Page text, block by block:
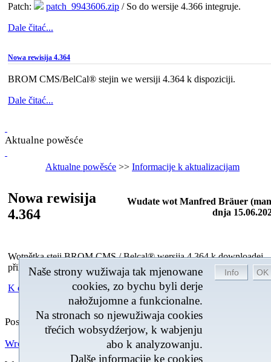
Patch: patch_9943606.zip / So do wersije 4.366 integruje.
Dale čitać...
Nowa rewisija 4.364
BROM CMS/BelCal® stejin we wersiji 4.364 k dispoziciji.
Dale čitać...
Aktualne powěsće
Aktualne powěsće >> Informacije k aktualizacijam
Nowa rewisija
4.364
Wudate wot Manfred Bräuer
dnja
Wotnětka steji BROM CMS / Belcal® wersija 4.364 k downloadej
přihotowana. Pokiwy k změnam steja pod
K downloadej =>
Posledna změna: 15.06.2026 w 10:30
Wróćo
Naše strony wužiwaja tak mjenowane
cookies, zo bychu byli derje
nałožujomne a funkcionalne.
Na stronach so njewužiwaja cookies
třećich wobsydźerjow, k wabjenju
abo k analyzowanju.
Dalše informacije ke cookies